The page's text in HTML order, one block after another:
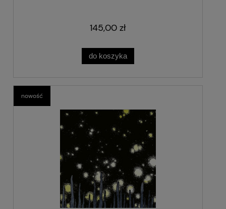
145,00 zł
do koszyka
nowość